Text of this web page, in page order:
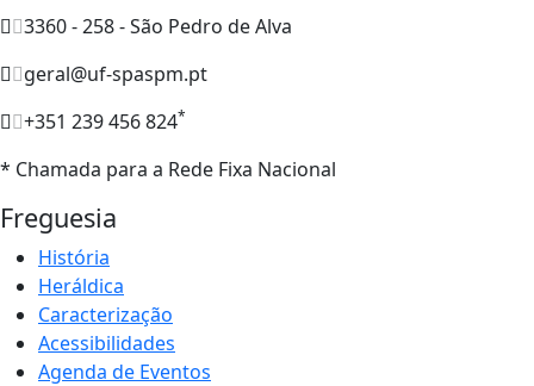
3360 - 258 - São Pedro de Alva
geral@uf-spaspm.pt
+351 239 456 824*
* Chamada para a Rede Fixa Nacional
Freguesia
História
Heráldica
Caracterização
Acessibilidades
Agenda de Eventos